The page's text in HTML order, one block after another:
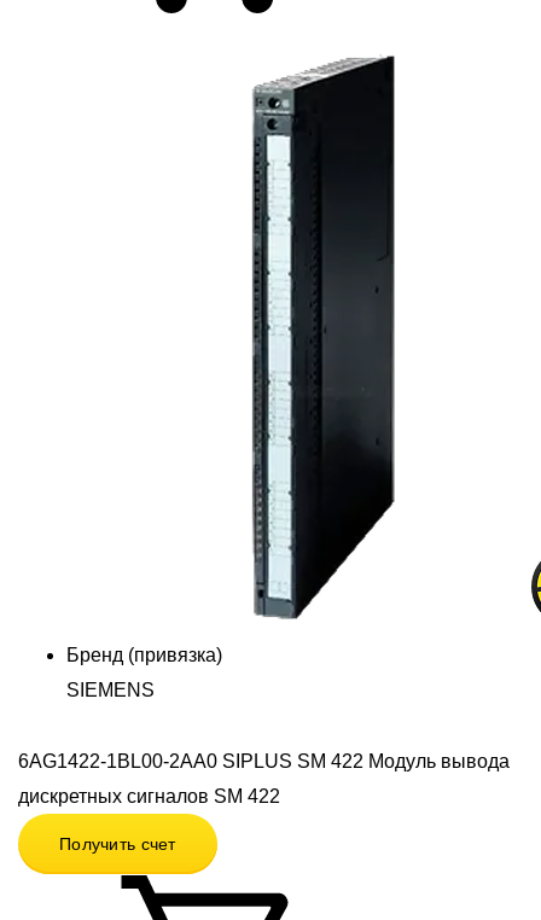
Бренд (привязка)
SIEMENS
6AG1422-1BL00-2AA0 SIPLUS SM 422 Модуль вывода
дискретных сигналов SM 422
Получить счет